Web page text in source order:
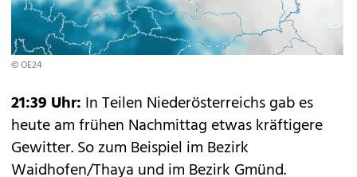
© OE24
21:39 Uhr: In Teilen Niederösterreichs gab es
heute am frühen Nachmittag etwas kräftigere
Gewitter. So zum Beispiel im Bezirk
Waidhofen/Thaya und im Bezirk Gmünd.